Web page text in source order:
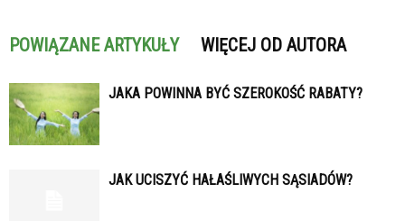
POWIĄZANE ARTYKUŁY WIĘCEJ OD AUTORA
JAKA POWINNA BYĆ SZEROKOŚĆ RABATY?
JAK UCISZYĆ HAŁAŚLIWYCH SĄSIADÓW?